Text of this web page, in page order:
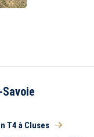
T4 à Cluses